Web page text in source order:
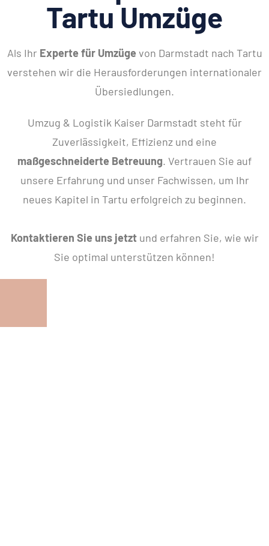
Tartu Umzüge
Als Ihr Experte für Umzüge von Darmstadt nach Tartu
verstehen wir die Herausforderungen internationaler
Übersiedlungen.
Umzug & Logistik Kaiser Darmstadt steht für
Zuverlässigkeit, Effizienz und eine
maßgeschneiderte Betreuung. Vertrauen Sie auf
unsere Erfahrung und unser Fachwissen, um Ihr
neues Kapitel in Tartu erfolgreich zu beginnen.
Kontaktieren Sie uns jetztund erfahren Sie, wie wir
Sie optimal unterstützen können!